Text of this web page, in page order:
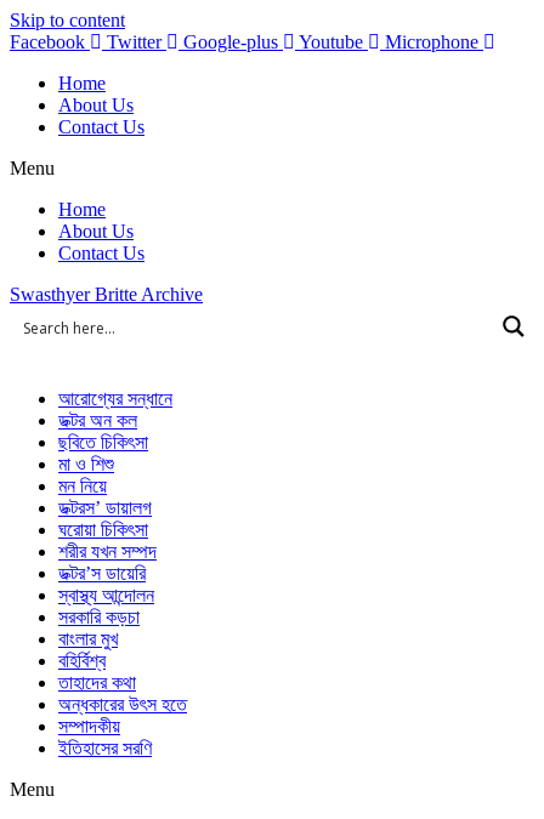
Skip to content
Facebook
Twitter Google-plus Youtube
Microphone
Home
About Us
Contact Us
Menu
Home
About Us
Contact Us
Swasthyer Britte Archive
আরোগ্যের সন্ধানে
ডক্টর অন কল
ছবিতে চিকিৎসা
মা ও শিশু
মন নিয়ে
ডক্টরস’ ডায়ালগ
ঘরোয়া চিকিৎসা
শরীর যখন সম্পদ
ডক্টর’স ডায়েরি
স্বাস্থ্য আন্দোলন
সরকারি কড়চা
বাংলার মুখ
বহির্বিশ্ব
তাহাদের কথা
অন্ধকারের উৎস হতে
সম্পাদকীয়
ইতিহাসের সরণি
Menu